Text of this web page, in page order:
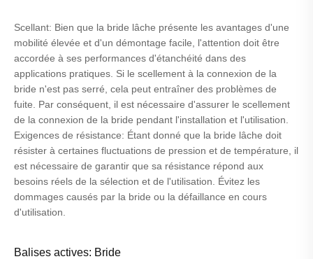
Scellant: Bien que la bride lâche présente les avantages d'une
mobilité élevée et d'un démontage facile, l'attention doit être
accordée à ses performances d'étanchéité dans des
applications pratiques. Si le scellement à la connexion de la
bride n'est pas serré, cela peut entraîner des problèmes de
fuite. Par conséquent, il est nécessaire d'assurer le scellement
de la connexion de la bride pendant l'installation et l'utilisation.
Exigences de résistance: Étant donné que la bride lâche doit
résister à certaines fluctuations de pression et de température, il
est nécessaire de garantir que sa résistance répond aux
besoins réels de la sélection et de l'utilisation. Évitez les
dommages causés par la bride ou la défaillance en cours
d'utilisation.
Balises actives: Bride